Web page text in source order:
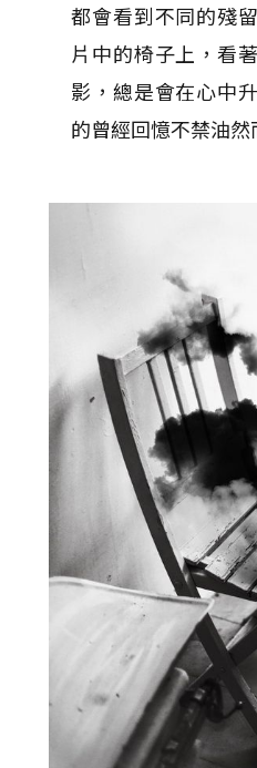
都會看到不同的殘
片中的椅子上，看
影，總是會在心中
的曾經回憶不禁油然